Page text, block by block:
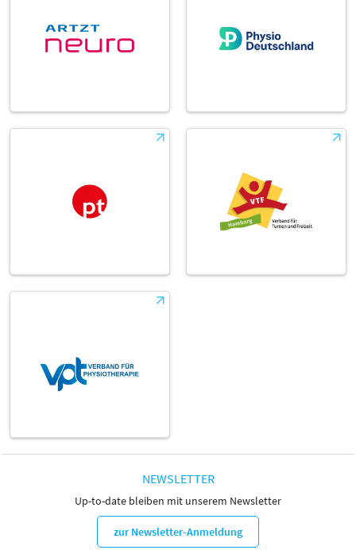
NEWSLETTER
Up-to-date bleiben mit unserem Newsletter
zur Newsletter-Anmeldung